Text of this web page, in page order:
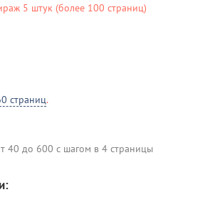
5 штук (более 100 страниц)
страниц.
40 до 600 с шагом в 4 страницы